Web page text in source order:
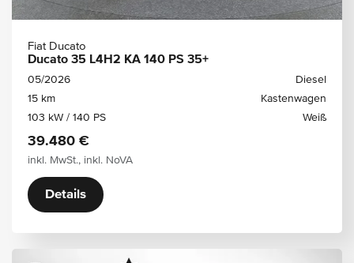
Fiat Ducato
Ducato 35 L4H2 KA 140 PS 35+
05/2026
Diesel
15 km
Kastenwagen
103 kW / 140 PS
Weiß
39.480 €
inkl. MwSt., inkl. NoVA
Details